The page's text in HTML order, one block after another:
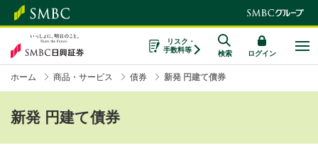
リスク・
手数料等
検索 ログイン
ホーム 商品・サービス 債券 新発 円建て債券
新発 円建て債券